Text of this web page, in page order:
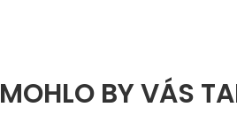
MOHLO BY VÁS